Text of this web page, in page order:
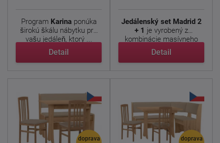
Program Karinaponúka
širokú škálu nábytku pre
vašu jedáleň, ktorý ...
Detail
Jedálenský set Madrid 2
+ 1 je vyrobený z
kombinácie masívneho
dreva a ...
Detail
doprava
doprava